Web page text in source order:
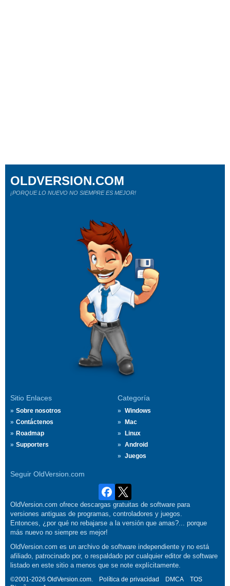
Sitio Enlaces
Sobre nosotros
Contáctenos
Roadmap
Supporters
Categoría
Windows
Mac
Linux
Android
Juegos
Seguir OldVersion.com
OLDVERSION.COM
¡PORQUE LO NUEVO NO SIEMPRE ES MEJOR!
OldVersion.com ofrece descargas gratuitas de software para
versiones antiguas de programas, controladores y juegos.
Entonces, ¿por qué no rebajarse a la versión que amas?... porque
más nuevo no siempre es mejor!
OldVersion.com es un archivo de software independiente y no está
afiliado, patrocinado por, o respaldado por cualquier editor de software
listado en este sitio a menos que se note explícitamente.
©2001-2026 OldVersion.com. Política de privacidad DMCA
TOS